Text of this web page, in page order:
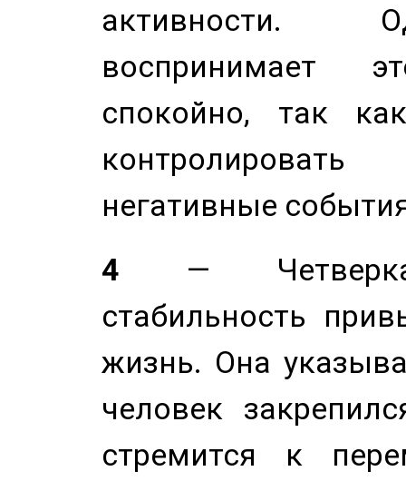
активности.
воспринимает
спокойно, так
негативные
4 — Четверка
стабильность
жизнь. Она
человек
стремится к